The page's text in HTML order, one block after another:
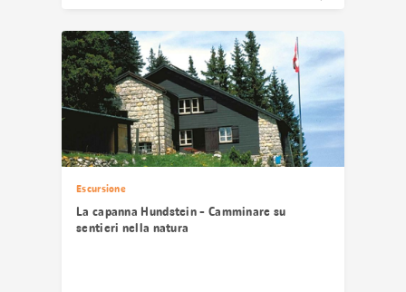
Escursione
La capanna Hundstein - Camminare su
sentieri nella natura